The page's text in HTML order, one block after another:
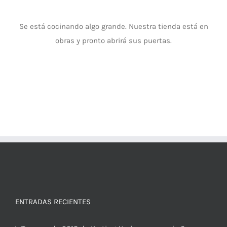
Se está cocinando algo grande. Nuestra tienda está en
obras y pronto abrirá sus puertas.
ENTRADAS RECIENTES